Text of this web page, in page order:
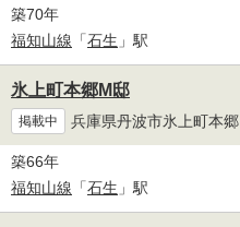
築70年
福知山線 「石生 」駅
氷上町本郷М邸
掲載中 兵庫県丹波市氷上町本郷
築66年
福知山線 「石生 」駅